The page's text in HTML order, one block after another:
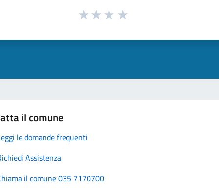
il comune
le domande frequenti
Assistenza
il comune 035 7170700